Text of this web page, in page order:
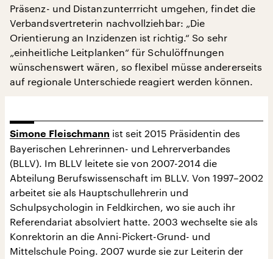
Präsenz- und Distanzunterrricht umgehen, findet die
Verbandsvertreterin nachvollziehbar: „Die
Orientierung an Inzidenzen ist richtig.“ So sehr
„einheitliche Leitplanken“ für Schulöffnungen
wünschenswert wären, so flexibel müsse andererseits
auf regionale Unterschiede reagiert werden können.
Simone Fleischmann ist seit 2015 Präsidentin des
Bayerischen Lehrerinnen- und Lehrerverbandes
(BLLV). Im BLLV leitete sie von 2007-2014 die
Abteilung Berufswissenschaft im BLLV. Von 1997–2002
arbeitet sie als Hauptschullehrerin und
Schulpsychologin in Feldkirchen, wo sie auch ihr
Referendariat absolviert hatte. 2003 wechselte sie als
Konrektorin an die Anni-Pickert-Grund- und
Mittelschule Poing. 2007 wurde sie zur Leiterin der